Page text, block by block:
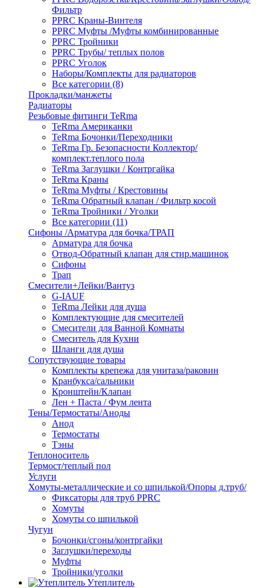
Фильтр
PPRC Краны-Винтеля
PPRC Муфты /Муфты комбинированные
PPRC Тройники
PPRC Трубы/ теплых полов
PPRC Уголок
Наборы/Комплекты для радиаторов
Все категории (8)
Прокладки/манжеты
Радиаторы
Резьбовые фитинги TeRma
TeRma Американки
TeRma Бочонки/Переходники
TeRma Гр. Безопасности Коллектор/
комплект.теплого пола
TeRma Заглушки / Контргайка
TeRma Краны
TeRma Муфты / Крестовины
TeRma Обратный клапан / Фильтр косой
TeRma Тройники / Уголки
Все категории (11)
Сифоны /Арматура для бочка/ТРАП
Арматура для бочка
Отвод-Обратный клапан для стир.машинок
Сифоны
Трап
Смесители+Лейки/Вантуз
G-IAUF
TeRma Лейки для душа
Комплектующие для смесителей
Смесители для Ванной Комнаты
Смеситель для Кухни
Шланги для душа
Сопутствующие товары
Комплекты крепежа для унитаза/раковин
Кранбукса/сальники
Кронштейн/Клапан
Лен + Паста / Фум лента
Тены/Термостаты/Аноды
Анод
Термостаты
Тэны
Теплоноситель
Термост/теплый пол
Услуги
Хомуты-металлические и со шпилькой/Опоры д.труб/
Фиксаторы для труб PPRC
Хомуты
Хомуты со шпилькой
Чугун
Бочонки/сгоны/контргайки
Заглушки/переходы
Муфты
Тройники/уголки
Утеплитель